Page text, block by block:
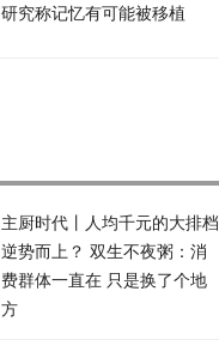
研究称记忆有可能被移植
主厨时代丨人均千元的大排档
逆势而上？ 双生不夜粥：消
费群体一直在 只是换了个地
方